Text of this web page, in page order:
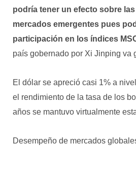
podría tener un efecto sobre
mercados emergentes pues
participación en los índices
país gobernado por Xi Jinping va
El dólar se apreció casi 1% a
el rendimiento de la tasa de los
años se mantuvo virtualmente
Desempeño de mercados